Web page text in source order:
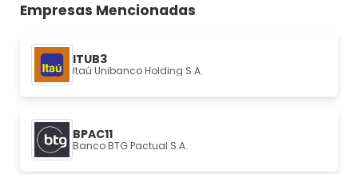
Empresas Mencionadas
ITUB3
Itaú Unibanco Holding S.A.
BPAC11
Banco BTG Pactual S.A.